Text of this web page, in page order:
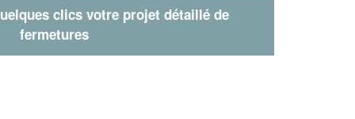
clics votre projet détaillé de
fermetures